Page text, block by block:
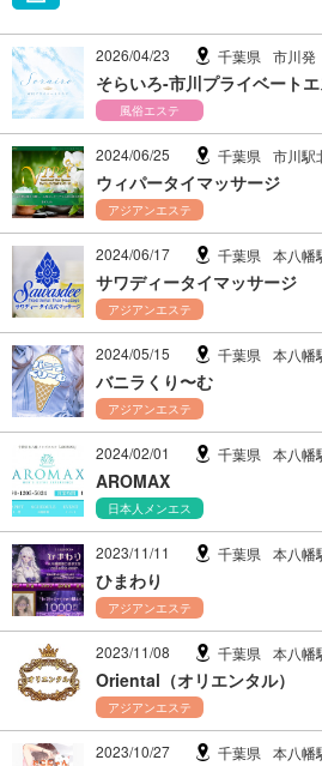
2026/04/23 千葉県 市川発
そらいろ-市川プライベート
風俗エステ
2024/06/25 千葉県 市川駅
ウィパータイマッサージ
アジアンエステ
2024/06/17 千葉県 本八幡
サワディータイマッサージ
アジアンエステ
2024/05/15 千葉県 本八幡
バニラくり〜む
アジアンエステ
2024/02/01 千葉県 本八幡
AROMAX
日本人メンエス
2023/11/11 千葉県 本八幡
ひまわり
アジアンエステ
2023/11/08 千葉県 本八幡
Oriental（オリエンタル）
アジアンエステ
2023/10/27 千葉県 本八幡